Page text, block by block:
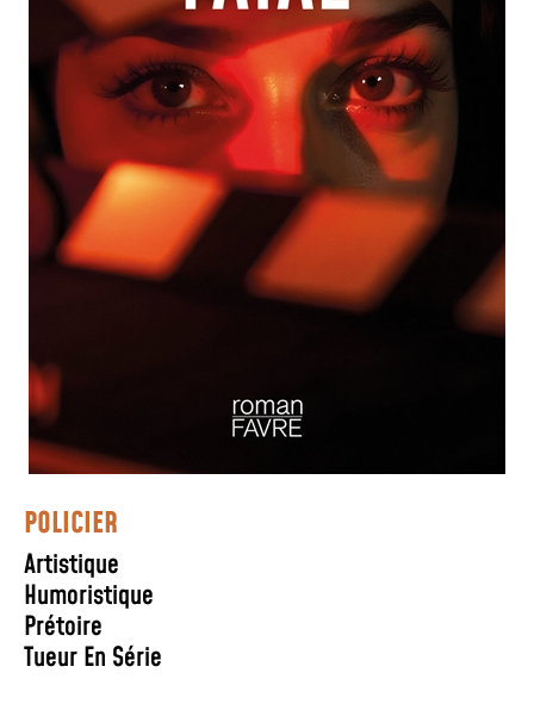
POLICIER
Artistique
Humoristique
Prétoire
Tueur En Série